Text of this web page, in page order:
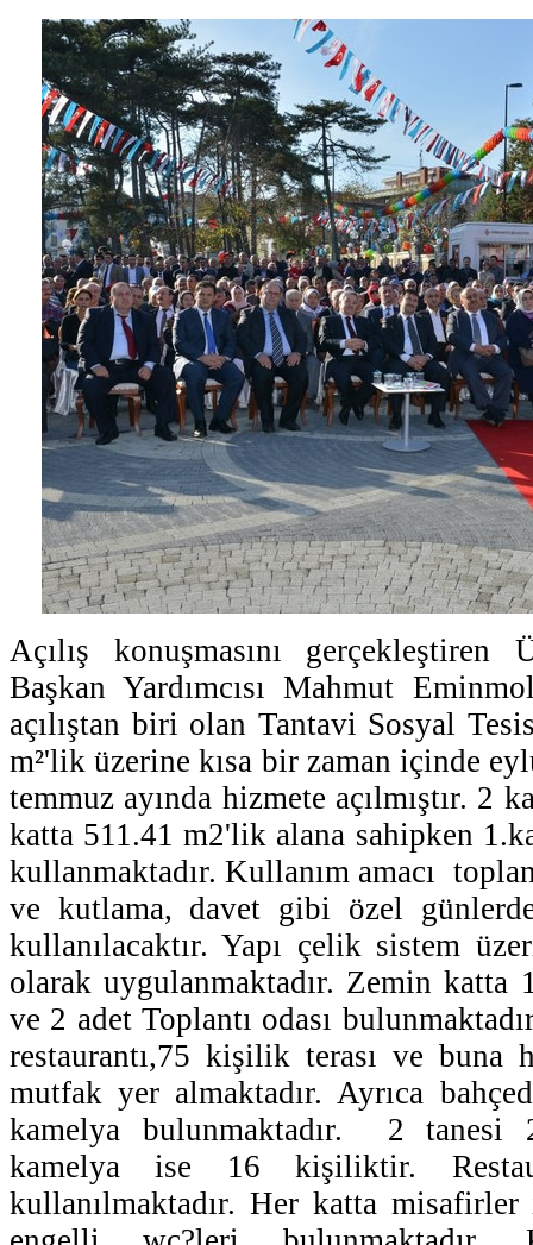
Açılış konuşmasını gerçekleştiren
Başkan Yardımcısı Mahmut
açılıştan biri olan Tantavi Sosyal
m²'lik üzerine kısa bir zaman içinde
temmuz ayında hizmete açılmıştır. 2
katta 511.41 m2'lik alana sahipken
kullanmaktadır. Kullanım amacı
ve kutlama, davet gibi özel
kullanılacaktır. Yapı çelik sistem
olarak uygulanmaktadır. Zemin katta
ve 2 adet Toplantı odası
restaurantı,75 kişilik terası ve buna
mutfak yer almaktadır. Ayrıca
kamelya bulunmaktadır. 2
kamelya ise 16 kişiliktir.
kullanılmaktadır. Her katta